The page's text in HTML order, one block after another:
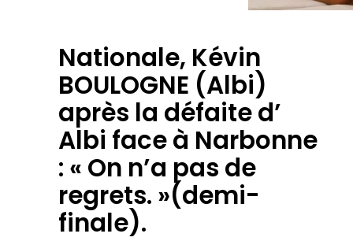
Nationale, Kévin
BOULOGNE (Albi)
après la défaite d’
Albi face à Narbonne
: « On n’a pas de
regrets. »(demi-
finale).